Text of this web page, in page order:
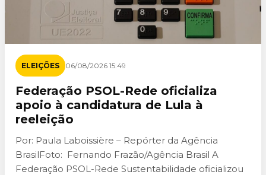
ELEIÇÕES 06/08/2026 15:49
Federação PSOL-Rede oficializa
apoio à candidatura de Lula à
reeleição
Por: Paula Laboissière – Repórter da Agência
BrasilFoto: Fernando Frazão/Agência Brasil A
Federação PSOL-Rede Sustentabilidade oficializou